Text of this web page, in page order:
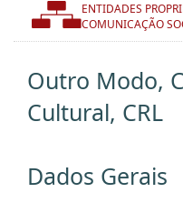
ENTIDADES
COMUNICAÇÃO
Outro Modo,
Cultural, CRL
Dados Gerais